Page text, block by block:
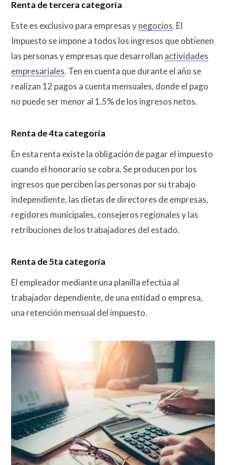
Renta de tercera categoría
Este es exclusivo para empresas ynegocios. El
Impuesto se impone a todos los ingresos que obtienen
las personas y empresas que desarrollan actividades
empresariales. Ten en cuenta que durante el año se
realizan 12 pagos a cuenta mensuales, donde el pago
no puede ser menor al 1.5% de los ingresos netos.
Renta de 4ta categoría
En esta renta existe la obligación de pagar el impuesto
cuando el honorario se cobra. Se producen por los
ingresos que perciben las personas por su trabajo
independiente, las dietas de directores de empresas,
regidores municipales, consejeros regionales y las
retribuciones de los trabajadores del estado.
Renta de 5ta categoría
El empleador mediante una planilla efectúa al
trabajador dependiente, de una entidad o empresa,
una retención mensual del impuesto.